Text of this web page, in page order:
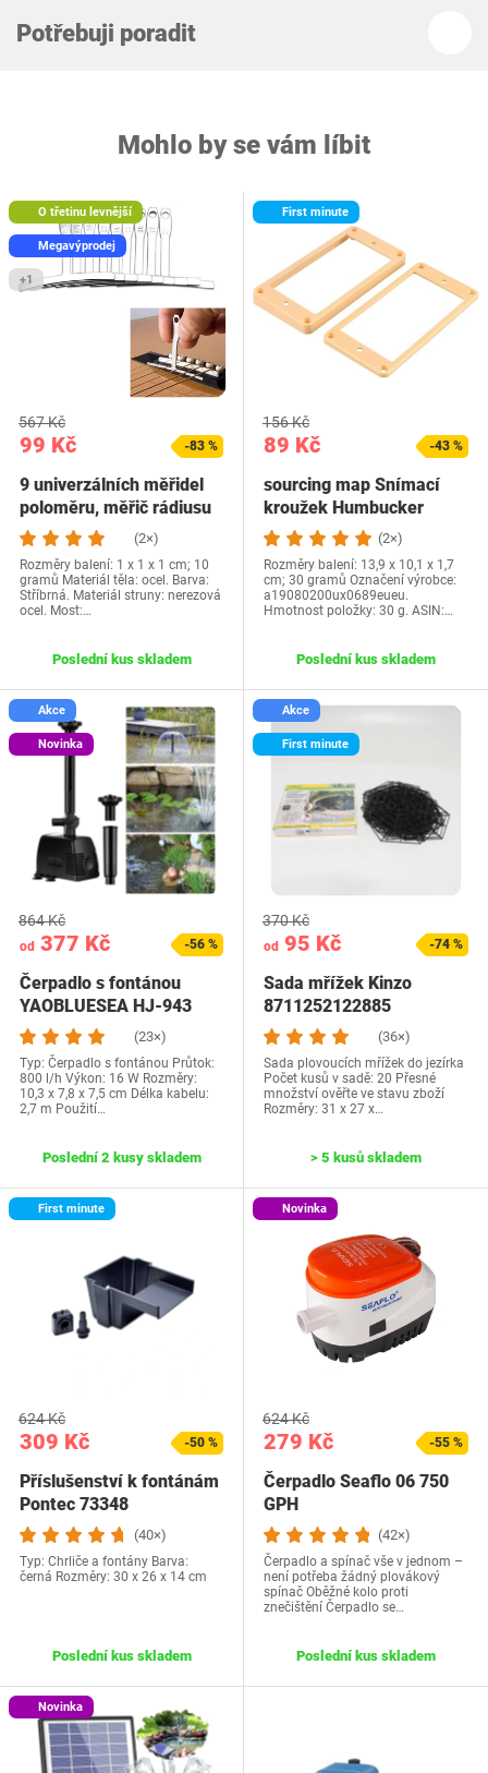
Potřebuji poradit
Mohlo by se vám líbit
O třetinu levnější
Megavýprodej
+1
99 Kč
567 Kč
-83 %
9 univerzálních měřidel
poloměru, měřič rádiusu
spodní…
(2×)
Rozměry balení: 1 x 1 x 1 cm; 10
gramů Materiál těla: ocel. Barva:
Stříbrná. Materiál struny: nerezová
ocel. Most:…
Poslední kus skladem
First minute
89 Kč
156 Kč
-43 %
sourcing map Snímací
kroužek Humbucker
Montážní rám snímače…
(2×)
Rozměry balení: 13,9 x 10,1 x 1,7
cm; 30 gramů Označení výrobce:
a19080200ux0689eueu.
Hmotnost položky: 30 g. ASIN:…
Poslední kus skladem
Akce
Novinka
od 377 Kč
864 Kč
-56 %
Čerpadlo s fontánou
YAOBLUESEA HJ-943
(23×)
Typ: Čerpadlo s fontánou Průtok:
800 l/h Výkon: 16 W Rozměry:
10,3 x 7,8 x 7,5 cm Délka kabelu:
2,7 m Použití…
Poslední 2 kusy skladem
Akce
First minute
od 95 Kč
370 Kč
-74 %
Sada mřížek Kinzo
8711252122885
(36×)
Sada plovoucích mřížek do jezírka
Počet kusů v sadě: 20 Přesné
množství ověřte ve stavu zboží
Rozměry: 31 x 27 x…
> 5 kusů skladem
First minute
309 Kč
624 Kč
-50 %
Příslušenství k fontánám
Pontec 73348
(40×)
Typ: Chrliče a fontány Barva:
černá Rozměry: ‎30 x 26 x 14 cm
Poslední kus skladem
Novinka
279 Kč
624 Kč
-55 %
Čerpadlo Seaflo 06 750
GPH
(42×)
Čerpadlo a spínač vše v jednom –
není potřeba žádný plovákový
spínač Oběžné kolo proti
znečištění Čerpadlo se…
Poslední kus skladem
Novinka